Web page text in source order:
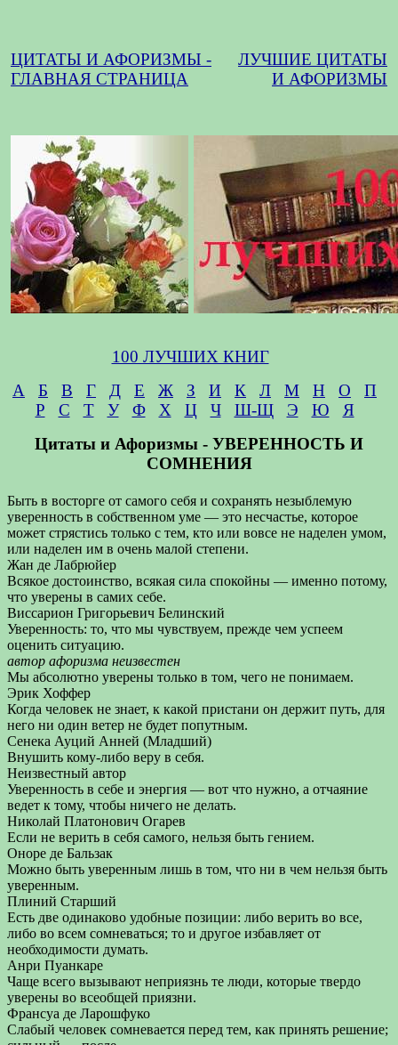
ЦИТАТЫ И АФОРИЗМЫ -
ГЛАВНАЯ СТРАНИЦА
ЛУЧШИЕ ЦИТАТЫ
И АФОРИЗМЫ
100 ЛУЧШИХ КНИГ
А
Б В Г Д Е Ж З И К Л М Н О
П
Р
С Т У Ф Х Ц Ч Ш-Щ Э Ю
Я
Цитаты и Афоризмы - УВЕРЕННОСТЬ И
СОМНЕНИЯ
Быть в восторге от самого себя и сохранять незыблемую
уверенность в собственном уме — это несчастье, которое
может стрястись только с тем, кто или вовсе не наделен умом,
или наделен им в очень малой степени.
Жан де Лабрюйер
Всякое достоинство, всякая сила спокойны — именно потому,
что уверены в самих себе.
Виссарион Григорьевич Белинский
Уверенность: то, что мы чувствуем, прежде чем успеем
оценить ситуацию.
автор афоризма неизвестен
Мы абсолютно уверены только в том, чего не понимаем.
Эрик Хоффер
Когда человек не знает, к какой пристани он держит путь, для
него ни один ветер не будет попутным.
Сенека Ауций Анней (Младший)
Внушить кому-либо веру в себя.
Неизвестный автор
Уверенность в себе и энергия — вот что нужно, а отчаяние
ведет к тому, чтобы ничего не делать.
Николай Платонович Огарев
Если не верить в себя самого, нельзя быть гением.
Оноре де Бальзак
Можно быть уверенным лишь в том, что ни в чем нельзя быть
уверенным.
Плиний Старший
Есть две одинаково удобные позиции: либо верить во все,
либо во всем сомневаться; то и другое избавляет от
необходимости думать.
Анри Пуанкаре
Чаще всего вызывают неприязнь те люди, которые твердо
уверены во всеобщей приязни.
Франсуа де Ларошфуко
Слабый человек сомневается перед тем, как принять решение;